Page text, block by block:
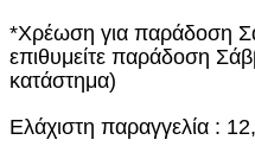
*Χρέωση για παράδοση
επιθυμείτε παράδοση
κατάστημα)
Ελάχιστη παραγγελία :